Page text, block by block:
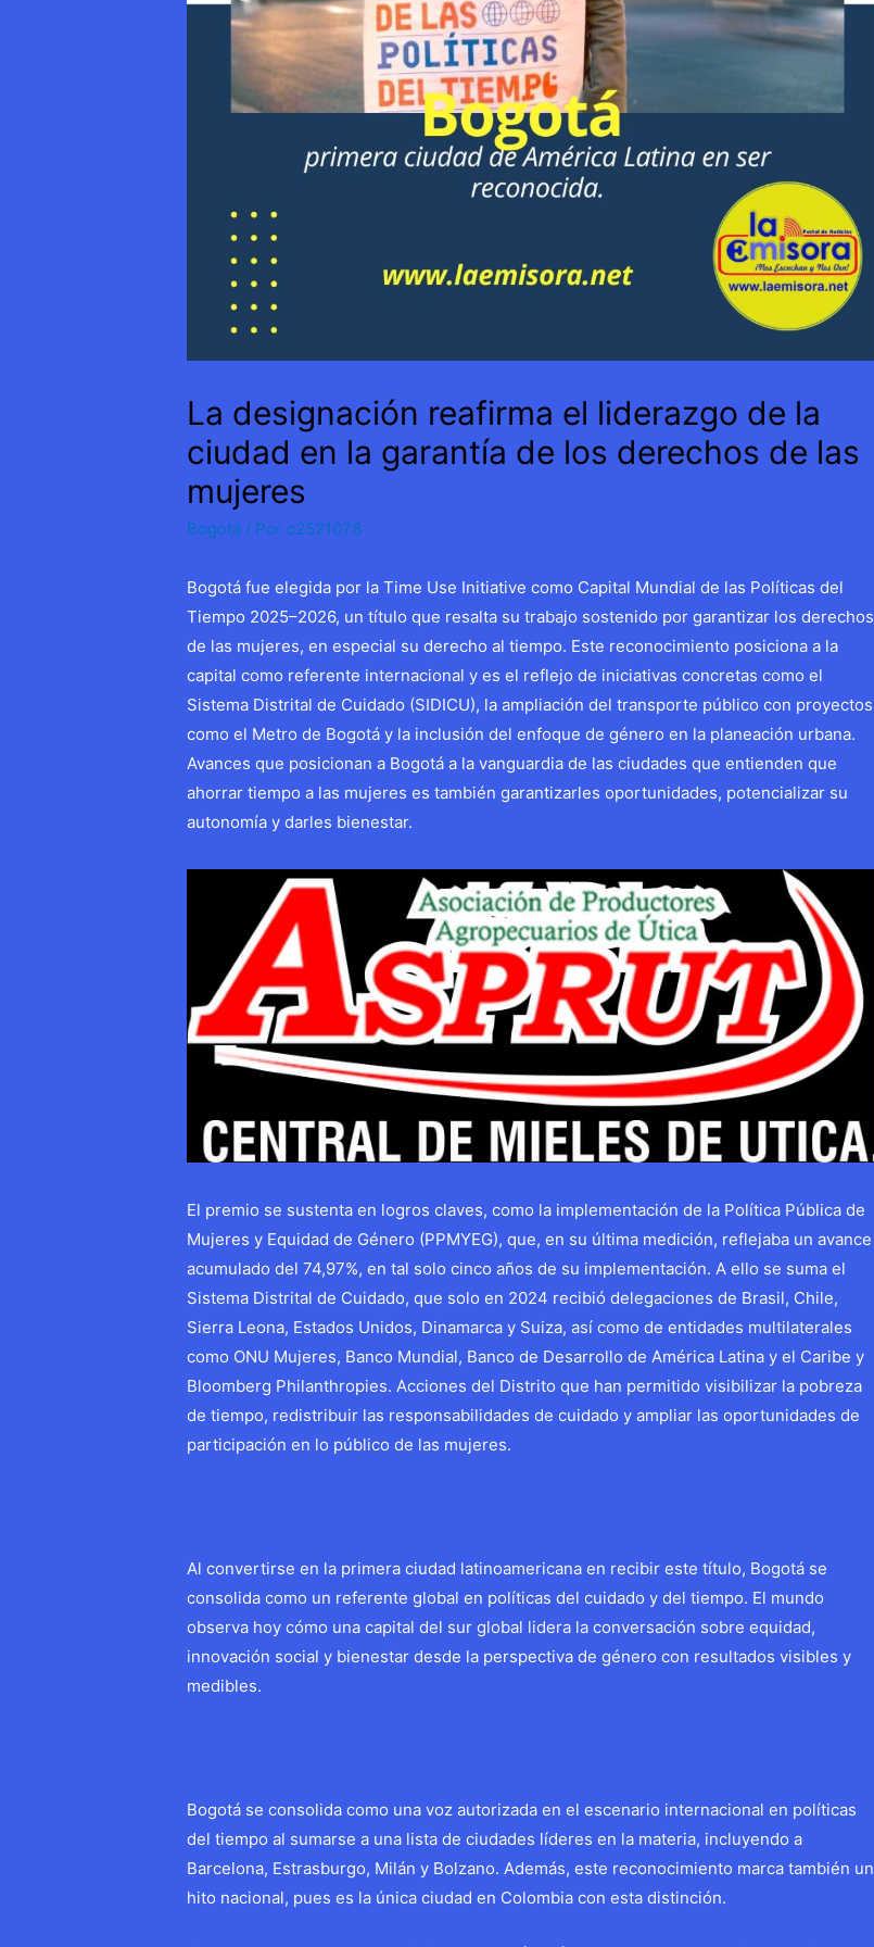
La designación reafirma el liderazgo de la
ciudad en la garantía de los derechos de las
mujeres
Bogotá / Por c2521078
Bogotá fue elegida por la Time Use Initiative como Capital Mundial de las Políticas del
Tiempo 2025–2026, un título que resalta su trabajo sostenido por garantizar los derechos
de las mujeres, en especial su derecho al tiempo. Este reconocimiento posiciona a la
capital como referente internacional y es el reflejo de iniciativas concretas como el
Sistema Distrital de Cuidado (SIDICU), la ampliación del transporte público con proyectos
como el Metro de Bogotá y la inclusión del enfoque de género en la planeación urbana.
Avances que posicionan a Bogotá a la vanguardia de las ciudades que entienden que
ahorrar tiempo a las mujeres es también garantizarles oportunidades, potencializar su
autonomía y darles bienestar.
El premio se sustenta en logros claves, como la implementación de la Política Pública de
Mujeres y Equidad de Género (PPMYEG), que, en su última medición, reflejaba un avance
acumulado del 74,97%, en tal solo cinco años de su implementación. A ello se suma el
Sistema Distrital de Cuidado, que solo en 2024 recibió delegaciones de Brasil, Chile,
Sierra Leona, Estados Unidos, Dinamarca y Suiza, así como de entidades multilaterales
como ONU Mujeres, Banco Mundial, Banco de Desarrollo de América Latina y el Caribe y
Bloomberg Philanthropies. Acciones del Distrito que han permitido visibilizar la pobreza
de tiempo, redistribuir las responsabilidades de cuidado y ampliar las oportunidades de
participación en lo público de las mujeres.
Al convertirse en la primera ciudad latinoamericana en recibir este título, Bogotá se
consolida como un referente global en políticas del cuidado y del tiempo. El mundo
observa hoy cómo una capital del sur global lidera la conversación sobre equidad,
innovación social y bienestar desde la perspectiva de género con resultados visibles y
medibles.
Bogotá se consolida como una voz autorizada en el escenario internacional en políticas
del tiempo al sumarse a una lista de ciudades líderes en la materia, incluyendo a
Barcelona, Estrasburgo, Milán y Bolzano. Además, este reconocimiento marca también un
hito nacional, pues es la única ciudad en Colombia con esta distinción.